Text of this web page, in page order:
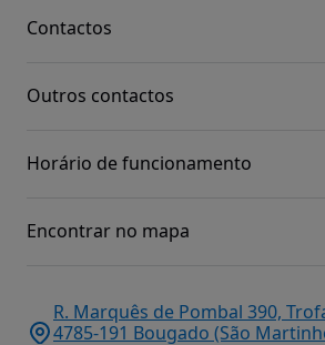
Contactos
Outros contactos
Horário de funcionamento
Encontrar no mapa
R. Marquês de Pombal 390,
4785-191 Bougado (São